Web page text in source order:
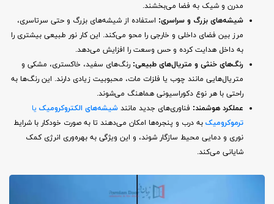
مدرن و شیک به فضا می‌بخشند.
شیشه‌های بزرگ و سراسری: استفاده از شیشه‌های بزرگ و حتی سرتاسری،
مرز بین فضای داخلی و خارجی را محو می‌کند. این کار نور طبیعی بیشتری را
به داخل هدایت کرده و حس وسعت را افزایش می‌دهد.
رنگ‌های خنثی و متریال‌های طبیعی: رنگ‌های سفید، خاکستری، مشکی و
متریال‌هایی مانند چوب یا فلزات مات، محبوبیت زیادی دارند. این رنگ‌ها به
راحتی با هر نوع دکوراسیونی هماهنگ می‌شوند.
عملکرد هوشمند: فناوری‌های جدید مانند شیشه‌های الکتروکرومیک یا
ترموکرومیک به درب و پنجره‌ها امکان می‌دهند تا به صورت خودکار با شرایط
نوری و دمایی محیط سازگار شوند، و این ویژگی به بهره‌وری انرژی کمک
شایانی می‌کند.